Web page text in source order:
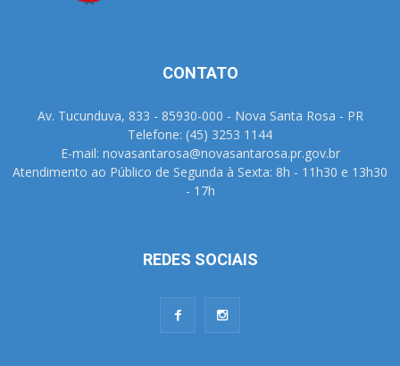
CONTATO
Av. Tucunduva, 833 - 85930-000 - Nova Santa Rosa - PR
Telefone: (45) 3253 1144
E-mail: novasantarosa@novasantarosa.pr.gov.br
Atendimento ao Público de Segunda à Sexta: 8h - 11h30 e 13h30
- 17h
REDES SOCIAIS